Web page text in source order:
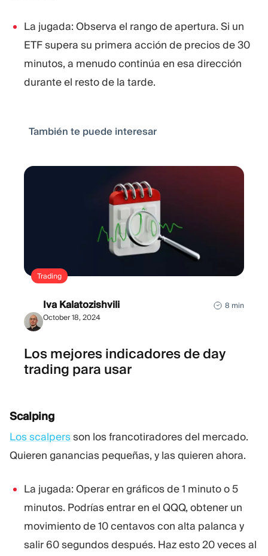
La jugada: Observa el rango de apertura. Si un
ETF supera su primera acción de precios de 30
minutos, a menudo continúa en esa dirección
durante el resto de la tarde.
También te puede interesar
Trading
Iva Kalatozishvili
October 18, 2024
8 min
Los mejores indicadores de day
trading para usar
Scalping
Los scalpersson los francotiradores del mercado.
Quieren ganancias pequeñas, y las quieren ahora.
La jugada: Operar en gráficos de 1 minuto o 5
minutos. Podrías entrar en el QQQ, obtener un
movimiento de 10 centavos con alta palanca y
salir 60 segundos después. Haz esto 20 veces al